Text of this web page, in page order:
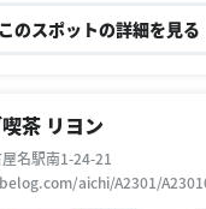
このスポットの詳細を見る
茶 リヨン
名駅南1-24-21
aichi/A2301/